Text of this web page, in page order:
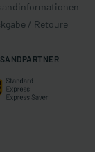
/ Retoure